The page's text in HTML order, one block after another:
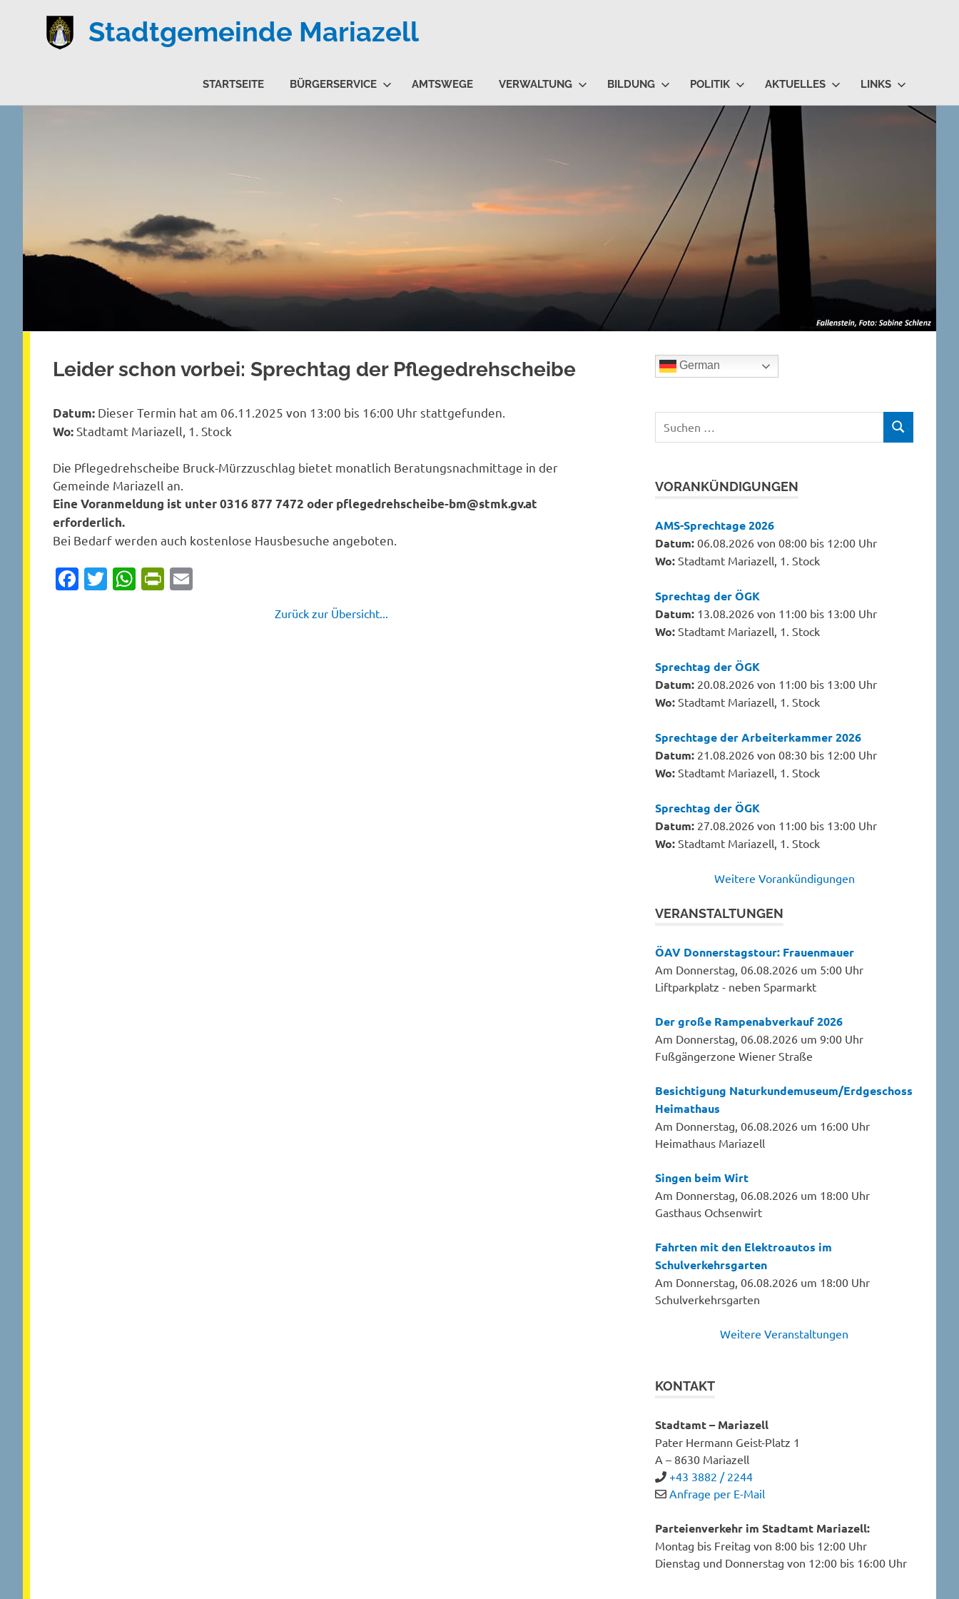
Stadtgemeinde Mariazell
STARTSEITE BÜRGERSERVICE AMTSWEGE VERWALTUNG BILDUNG POLITIK AKTUELLES LINKS
Leider schon vorbei: Sprechtag der Pflegedrehscheibe
Datum: Dieser Termin hat am 06.11.2025 von 13:00 bis 16:00 Uhr stattgefunden.
Wo: Stadtamt Mariazell, 1. Stock
Die Pflegedrehscheibe Bruck-Mürzzuschlag bietet monatlich Beratungsnachmittage in der
Gemeinde Mariazell an.
Eine Voranmeldung ist unter 0316 877 7472 oder pflegedrehscheibe-bm@stmk.gv.at
erforderlich.
Bei Bedarf werden auch kostenlose Hausbesuche angeboten.
Facebook
Twitter
WhatsApp
PrintFriendly
Zurück zur Übersicht...
German
Suchen
SUCHEN
VORANKÜNDIGUNGEN
AMS-Sprechtage 2026
Datum: 06.08.2026 von 08:00 bis 12:00 Uhr
Wo: Stadtamt Mariazell, 1. Stock
Sprechtag der ÖGK
Datum: 13.08.2026 von 11:00 bis 13:00 Uhr
Wo: Stadtamt Mariazell, 1. Stock
Sprechtag der ÖGK
Datum: 20.08.2026 von 11:00 bis 13:00 Uhr
Wo: Stadtamt Mariazell, 1. Stock
Sprechtage der Arbeiterkammer 2026
Datum: 21.08.2026 von 08:30 bis 12:00 Uhr
Wo: Stadtamt Mariazell, 1. Stock
Sprechtag der ÖGK
Datum: 27.08.2026 von 11:00 bis 13:00 Uhr
Wo: Stadtamt Mariazell, 1. Stock
Weitere Vorankündigungen
VERANSTALTUNGEN
ÖAV Donnerstagstour: Frauenmauer
Am Donnerstag, 06.08.2026 um 5:00 Uhr
Liftparkplatz - neben Sparmarkt
Der große Rampenabverkauf 2026
Am Donnerstag, 06.08.2026 um 9:00 Uhr
Fußgängerzone Wiener Straße
Besichtigung Naturkundemuseum/Erdgeschoss
Heimathaus
Am Donnerstag, 06.08.2026 um 16:00 Uhr
Heimathaus Mariazell
Singen beim Wirt
Am Donnerstag, 06.08.2026 um 18:00 Uhr
Gasthaus Ochsenwirt
Fahrten mit den Elektroautos im
Schulverkehrsgarten
Am Donnerstag, 06.08.2026 um 18:00 Uhr
Schulverkehrsgarten
Weitere Veranstaltungen
KONTAKT
Stadtamt – Mariazell
Pater Hermann Geist-Platz 1
A – 8630 Mariazell
+43 3882 / 2244
Anfrage per E-Mail
Parteienverkehr im Stadtamt Mariazell:
Montag bis Freitag von 8:00 bis 12:00 Uhr
Dienstag und Donnerstag von 12:00 bis 16:00 Uhr